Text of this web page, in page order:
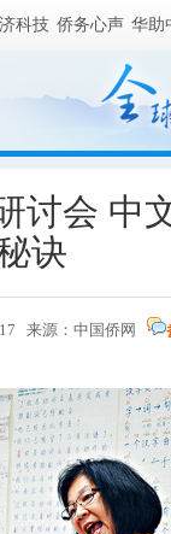
科技 侨务心声 华助
讨会 中
诀
来源： 中国侨网